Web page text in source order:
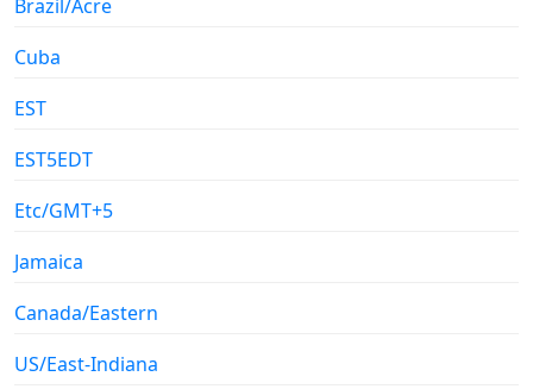
Brazil/Acre
Cuba
EST
EST5EDT
Etc/GMT+5
Jamaica
Canada/Eastern
US/East-Indiana